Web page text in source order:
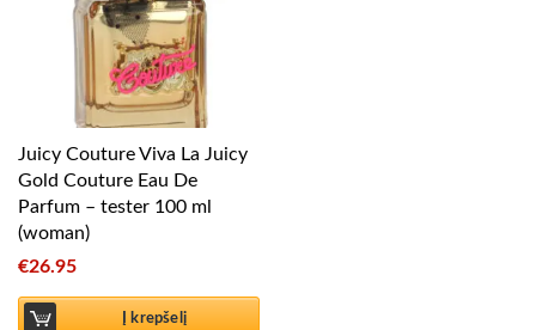
Juicy Couture Viva La Juicy
Gold Couture Eau De
Parfum – tester 100 ml
(woman)
€26.95
Į krepšelį